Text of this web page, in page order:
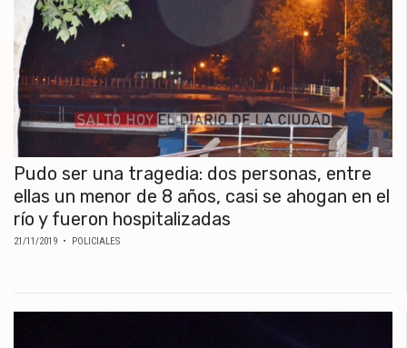
Pudo ser una tragedia: dos personas, entre
ellas un menor de 8 años, casi se ahogan en el
río y fueron hospitalizadas
21/11/2019 • POLICIALES